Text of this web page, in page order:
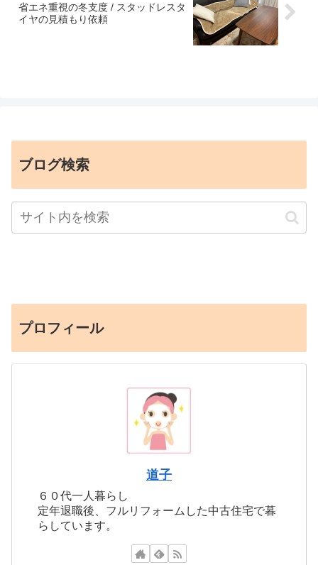
省エネ重視の冬支度 / スタッドレスタ
イヤの見積もり依頼
ブログ検索
プロフィール
道子
６０代一人暮らし
定年退職後、フルリフォームした中古住宅で暮
らしています。